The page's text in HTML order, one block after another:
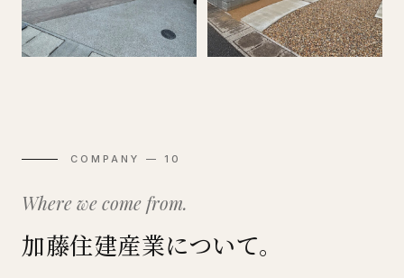
COMPANY — 10
Where we come from.
加藤住建産業について。